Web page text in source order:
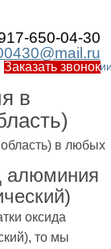
650-04-30
Работаем по
Заказать звонок
в
в любых
алюминия
оксида
то мы